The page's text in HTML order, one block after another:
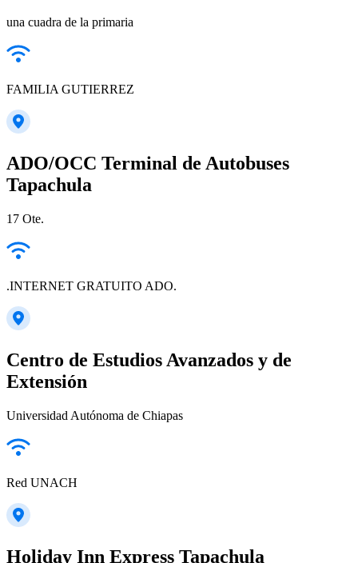
una cuadra de la primaria
FAMILIA GUTIERREZ
ADO/OCC Terminal de Autobuses
Tapachula
17 Ote.
.INTERNET GRATUITO ADO.
Centro de Estudios Avanzados y de
Extensión
Universidad Autónoma de Chiapas
Red UNACH
Holiday Inn Express Tapachula